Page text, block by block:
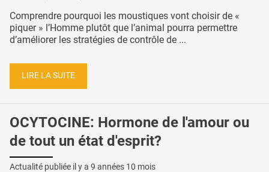
Comprendre pourquoi les moustiques vont choisir de «
piquer » l’Homme plutôt que l’animal pourra permettre
d’améliorer les stratégies de contrôle de ...
LIRE LA SUITE
OCYTOCINE: Hormone de l'amour ou
de tout un état d'esprit?
Actualité publiée il y a 9 années 10 mois